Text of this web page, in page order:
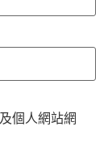
個人網站網